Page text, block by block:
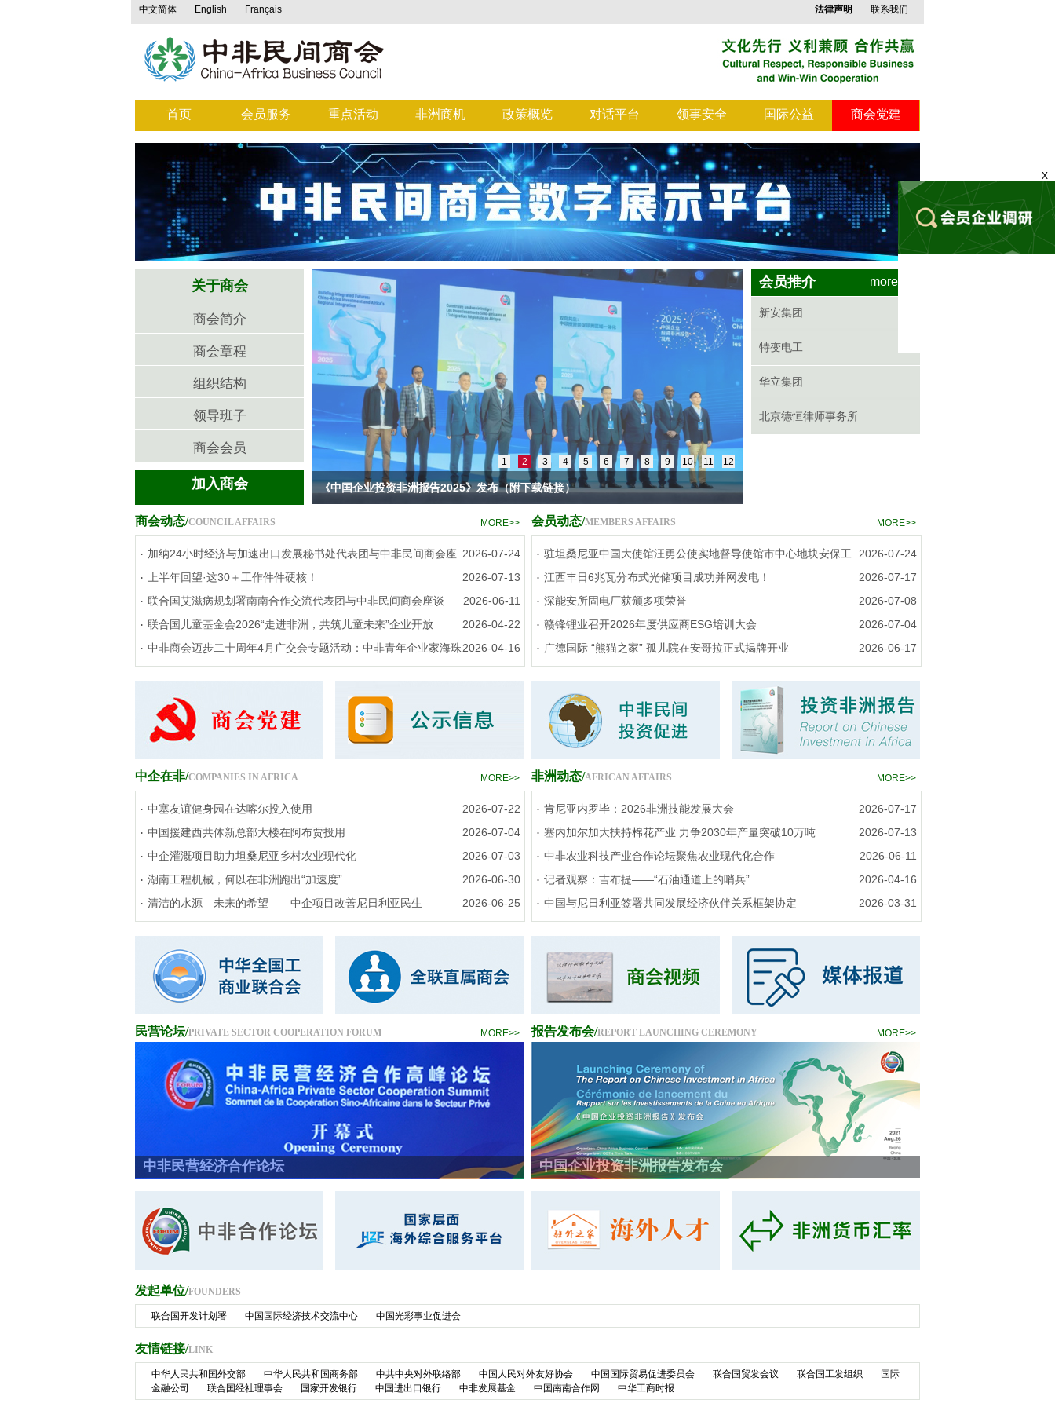
法律声明 联系我们
中文简体 English Français
首页 会员服务 重点活动 非洲商机 政策概览 对话平台 领事安全 国际公益 商会党建
关于商会
商会简介
商会章程
组织结构
领导班子
商会会员
加入商会 《中国企业投资非洲报告2025》发布（附下载链接）
1 2 3 4 5 6 7 8 9 10 11 12
more>>
会员推介
新安集团
特变电工
华立集团
北京德恒律师事务所
MORE>>
商会动态/COUNCIL AFFAIRS
2026-07-24
. 加纳24小时经济与加速出口发展秘书处代表团与中非民间商会座
2026-07-13
.
上半年回望·这30＋工作件件硬核！
2026-06-11
. 联合国艾滋病规划署南南合作交流代表团与中非民间商会座谈
2026-04-22
. 联合国儿童基金会2026“走进非洲，共筑儿童未来”企业开放
2026-04-16
. 中非商会迈步二十周年4月广交会专题活动：中非青年企业家海珠
MORE>>
会员动态/MEMBERS AFFAIRS
2026-07-24
. 驻坦桑尼亚中国大使馆汪勇公使实地督导使馆市中心地块安保工
2026-07-17
. 江西丰日6兆瓦分布式光储项目成功并网发电！
2026-07-08
. 深能安所固电厂获颁多项荣誉
2026-07-04
. 赣锋锂业召开2026年度供应商ESG培训大会
2026-06-17
. 广德国际 “熊猫之家” 孤儿院在安哥拉正式揭牌开业
MORE>>
中企在非/COMPANIES IN AFRICA
2026-07-22
. 中塞友谊健身园在达喀尔投入使用
2026-07-04
. 中国援建西共体新总部大楼在阿布贾投用
2026-07-03
. 中企灌溉项目助力坦桑尼亚乡村农业现代化
2026-06-30
. 湖南工程机械，何以在非洲跑出“加速度”
2026-06-25
. 清洁的水源 未来的希望——中企项目改善尼日利亚民生
MORE>>
非洲动态/AFRICAN AFFAIRS
2026-07-17
. 肯尼亚内罗毕：2026非洲技能发展大会
2026-07-13
. 塞内加尔加大扶持棉花产业 力争2030年产量突破10万吨
2026-06-11
. 中非农业科技产业合作论坛聚焦农业现代化合作
2026-04-16
. 记者观察：吉布提——“石油通道上的哨兵”
2026-03-31
. 中国与尼日利亚签署共同发展经济伙伴关系框架协定
MORE>>
民营论坛/PRIVATE SECTOR COOPERATION FORUM
中非民营经济合作论坛
MORE>>
报告发布会/REPORT LAUNCHING CEREMONY
中国企业投资非洲报告发布会
发起单位/FOUNDERS
联合国开发计划署 中国国际经济技术交流中心 中国光彩事业促进会
友情链接/LINK
中华人民共和国外交部 中华人民共和国商务部 中共中央对外联络部 中国人民对外友好协会 中国国际贸易促进委员会 联合国贸发会议 联合国工发组织
国际
金融公司
联合国经社理事会 国家开发银行 中国进出口银行 中非发展基金 中国南南合作网 中华工商时报
X